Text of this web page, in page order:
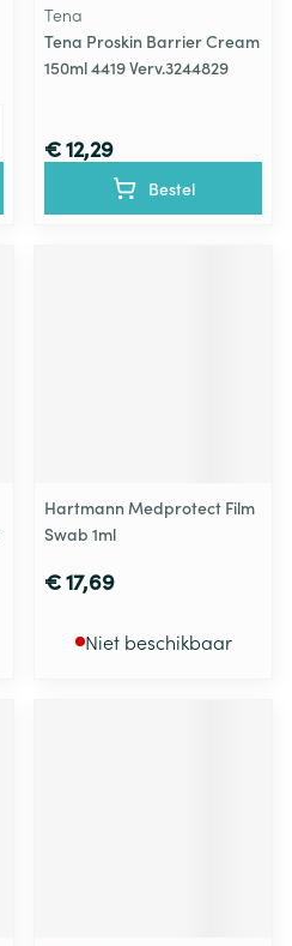
Tena
Tena Proskin Barrier Cream
150ml 4419 Verv.3244829
€ 12,29
Bestel
Hartmann Medprotect Film
Swab 1ml
€ 17,69
Niet beschikbaar